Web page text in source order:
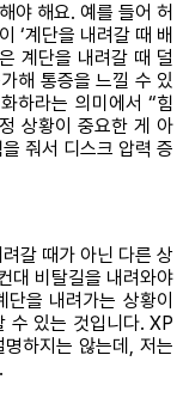
야 해요. 예를 들어 허
‘계단을 내려갈 때 배
계단을 내려갈 때 덜
해 통증을 느낄 수 있
하라는 의미에서 “힘
상황이 중요한 게 아
줘서 디스크 압력 증
갈 때가 아닌 다른 상
대 비탈길을 내려와야
을 내려가는 상황이
수 있는 것입니다. XP
하지는 않는데, 저는